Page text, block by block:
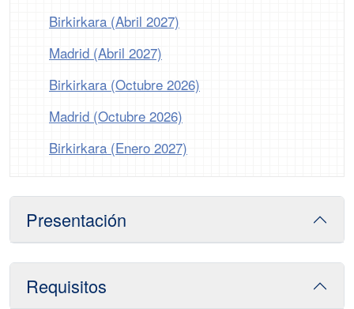
Birkirkara (Abril 2027)
Madrid (Abril 2027)
Birkirkara (Octubre 2026)
Madrid (Octubre 2026)
Birkirkara (Enero 2027)
Presentación
Requisitos